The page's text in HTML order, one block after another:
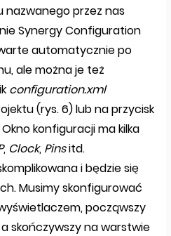
nazwanego przez nas
Synergy Configuration
automatycznie po
ale można je też
configuration.xml
(rys. 6) lub na przycisk
Okno konfiguracji ma kilka
, Clock, Pinsitd.
i będzie się
Musimy skonfigurować
począwszy
skończywszy na warstwie